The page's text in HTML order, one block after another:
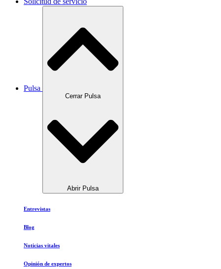
Pulsa
Cerrar Pulsa
Abrir Pulsa
Entrevistas
Blog
Noticias vitales
Opinión de expertos